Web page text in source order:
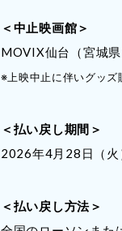
＜中止映画館＞
MOVIX仙台（宮城県
※上映中止に伴いグッズ
＜払い戻し期間＞
2026年4月28日（
＜払い戻し方法＞